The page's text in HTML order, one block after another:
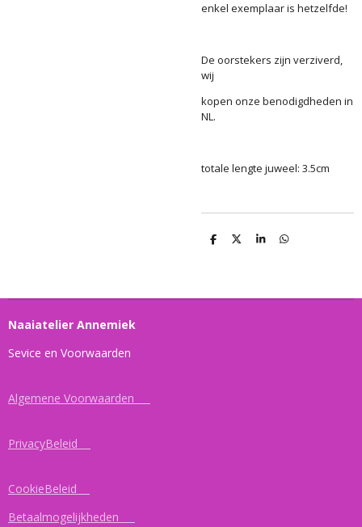
enkel exemplaar is hetzelfde!
De oorstekers zijn verziverd,
wij
kopen onze benodigdheden in
NL.
totale lengte juweel: 3.5cm
D
D
S
D
Naaiatelier Annemiek
Sevice en Voorwaarden
Algemene Voorwaarden
PrivacyBeleid
CookieBeleid
Betaalmogelijkheden